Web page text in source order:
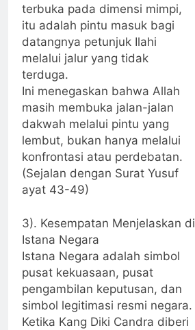
terbuka pada dimensi mimpi,
itu adalah pintu masuk bagi
datangnya petunjuk Ilahi
melalui jalur yang tidak
terduga.
Ini menegaskan bahwa Allah
masih membuka jalan-jalan
dakwah melalui pintu yang
lembut, bukan hanya melalui
konfrontasi atau perdebatan.
(Sejalan dengan Surat Yusuf
ayat 43-49)
3). Kesempatan Menjelaskan di
Istana Negara
Istana Negara adalah simbol
pusat kekuasaan, pusat
pengambilan keputusan, dan
simbol legitimasi resmi negara.
Ketika Kang Diki Candra diberi